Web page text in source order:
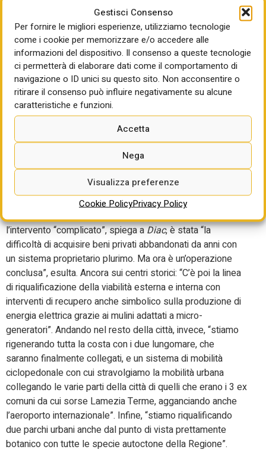
Gestisci Consenso
Per fornire le migliori esperienze, utilizziamo tecnologie
come i cookie per memorizzare e/o accedere alle
informazioni del dispositivo. Il consenso a queste tecnologie
ci permetterà di elaborare dati come il comportamento di
navigazione o ID unici su questo sito. Non acconsentire o
ritirare il consenso può influire negativamente su alcune
caratteristiche e funzioni.
Accetta
Nega
Visualizza preferenze
Cookie PolicyPrivacy Policy
finale sul piano città da 30 milioni”. In tutto, racconta
l’Assessore Stella, “per Lamezia – che ha circa 70mila
abitanti – parliamo di una mole di risorse pari a quasi 160
milioni di euro”. E i lavori verranno ultimati tra la fine di
quest’anno e l’inizio del prossimo. “Salvo imprevisti”,
avverte Stella.
Addentrandoci nelle peculiarità degli interventi di
rigenerazione in corso, “uno dei caratteri fondamentali degli
interventi Pinqua riguarda la lotta allo spopolamento dei
centri storici e prevede l’acquisizione a patrimonio
comunale di diverse unità immobiliari abbandonate, con
ristrutturazione o restauro a seconda dei casi, per poi
destinarli ad alloggi sociali (social housing
intervento, aggiunge Stella, “su cui c’è una inversione di
tendenza per Lamezia, con interventi puntuali”. E a rendere
l’intervento “complicato”, spiega aDiac, è stata “la
difficoltà di acquisire beni privati abbandonati da anni con
un sistema proprietario plurimo. Ma ora è un’operazione
conclusa”, esulta. Ancora sui centri storici: “C’è poi la linea
di riqualificazione della viabilità esterna e interna con
interventi di recupero anche simbolico sulla produzione di
energia elettrica grazie ai mulini adattati a micro-
generatori”. Andando nel resto della città, invece, “stiamo
rigenerando tutta la costa con i due lungomare, che
saranno finalmente collegati, e un sistema di mobilità
ciclopedonale con cui stravolgiamo la mobilità urbana
collegando le varie parti della città di quelli che erano i 3 ex
comuni da cui sorse Lamezia Terme, agganciando anche
l’aeroporto internazionale”. Infine, “stiamo riqualificando
due parchi urbani anche dal punto di vista prettamente
botanico con tutte le specie autoctone della Regione”.